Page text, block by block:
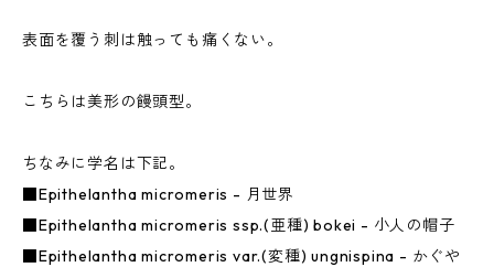
表面を覆う刺は触っても痛くない。
こちらは美形の饅頭型。
ちなみに学名は下記。
■Epithelantha micromeris - 月世界
■Epithelantha micromeris ssp.(亜種) bokei - 小人の帽子
■Epithelantha micromeris var.(変種) ungnispina - かぐや